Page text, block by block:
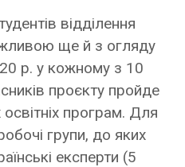
відділення
ще й з огляду
р. у кожному з 10
проєкту пройде
програм. Для
групи, до яких
експерти (5